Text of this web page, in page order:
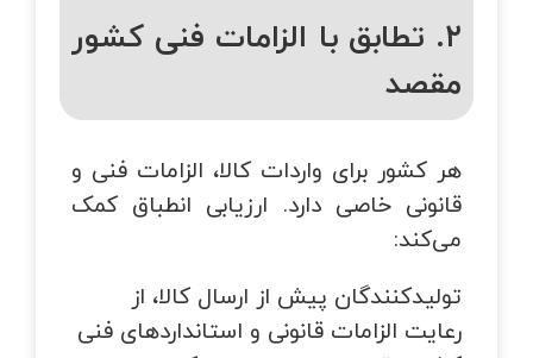
۲. تطابق با الزامات فنی کشور
مقصد
هر کشور برای واردات کالا، الزامات فنی و
قانونی خاصی دارد. ارزیابی انطباق کمک
می‌کند:
تولیدکنندگان پیش از ارسال کالا، از
رعایت الزامات قانونی و استانداردهای فنی